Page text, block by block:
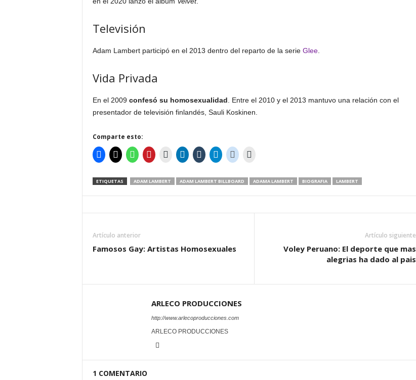
Televisión
Adam Lambert participó en el 2013 dentro del reparto de la serie Glee.
Vida Privada
En el 2009 confesó su homosexualidad . Entre el 2010 y el 2013 mantuvo una relación con el
presentador de televisión finlandés, Sauli Koskinen.
Comparte esto:
ETIQUETAS ADAM LAMBERT ADAM LAMBERT BILLBOARD ADAMA LAMBERT BIOGRAFIA LAMBERT
Artículo anterior
Famosos Gay: Artistas Homosexuales
Artículo siguiente
Voley Peruano: El deporte que mas
alegrias ha dado al pais
ARLECO PRODUCCIONES
http://www.arlecoproducciones.com
ARLECO PRODUCCIONES
1 COMENTARIO